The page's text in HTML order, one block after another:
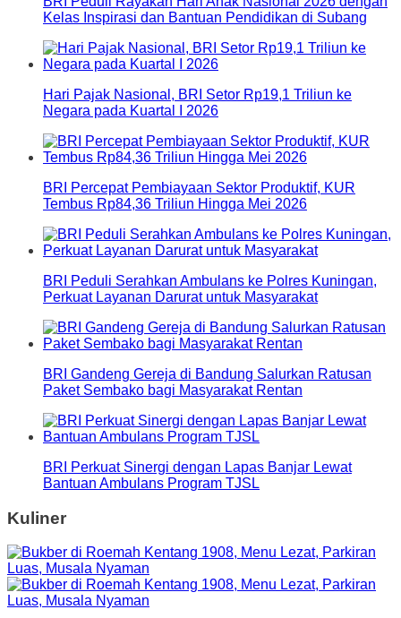
Kelas Inspirasi dan Bantuan Pendidikan di Subang
Hari Pajak Nasional, BRI Setor Rp19,1 Triliun ke
Negara pada Kuartal I 2026
BRI Percepat Pembiayaan Sektor Produktif, KUR
Tembus Rp84,36 Triliun Hingga Mei 2026
BRI Peduli Serahkan Ambulans ke Polres Kuningan,
Perkuat Layanan Darurat untuk Masyarakat
BRI Gandeng Gereja di Bandung Salurkan Ratusan
Paket Sembako bagi Masyarakat Rentan
BRI Perkuat Sinergi dengan Lapas Banjar Lewat
Bantuan Ambulans Program TJSL
Kuliner